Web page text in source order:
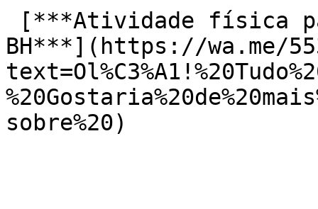
BH***](https://wa.me/
sobre%20)